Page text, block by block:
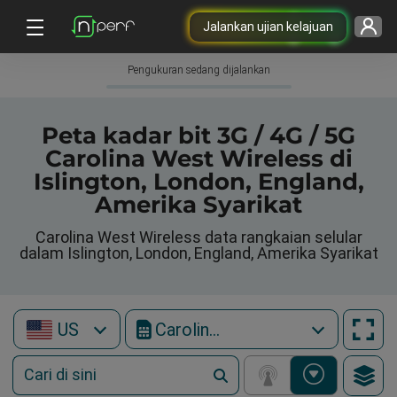
Jalankan ujian kelajuan
Pengukuran sedang dijalankan
Peta kadar bit 3G / 4G / 5G
Carolina West Wireless di
Islington, London, England,
Amerika Syarikat
Carolina West Wireless data rangkaian selular
dalam Islington, London, England, Amerika Syarikat
US Carolina West Wireless